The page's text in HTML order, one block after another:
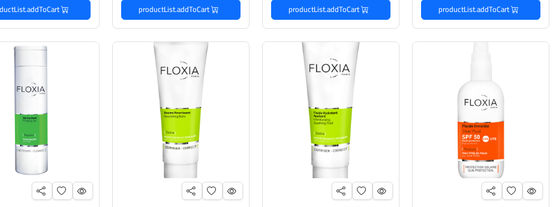
productList.addToCart
productList.addToCart
productList.addToCart
productList.addToCart